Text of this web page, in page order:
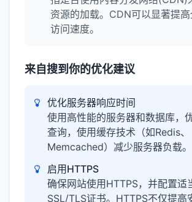
资源的加载。CDN可以显著提
访问速度。
来自搜到你的优化建议
优化服务器响应时间
使用高性能的服务器和数据库，
查询，使用缓存技术（如Redis、
Memcached）减少服务器负载。
启用HTTPS
确保网站使用HTTPS，并配置适
SSL/TLS证书。HTTPS不仅提高